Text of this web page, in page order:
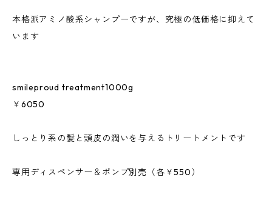
本格派アミノ酸系シャンプーですが、究極の低価格に抑えて
います
smileproud treatment1000g
￥6050
しっとり系の髪と頭皮の潤いを与えるトリートメントです
専用ディスペンサー＆ポンプ別売（各￥550）